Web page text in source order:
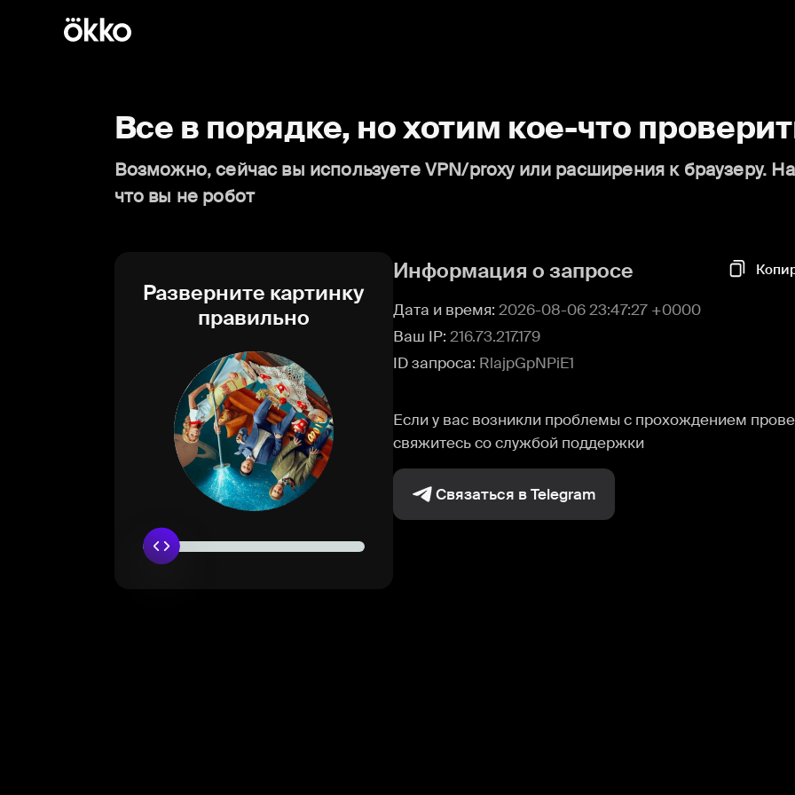
Все в порядке, но хотим кое-что
Возможно, сейчас вы используете VPN/proxy или расширения к браузеру.
что вы не робот
Разверните картинку
правильно
Информация о запросе
Дата и время: 2026-08-06 23:47:27 +0000
Ваш IP: 216.73.217.179
ID запроса: RlajpGpNPiE1
Если у вас возникли проблемы с прохождением
свяжитесь со службой поддержки
Связаться в Telegram